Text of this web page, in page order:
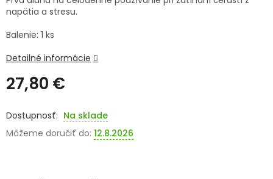
SENIORI
Prihlásenie
27,80 €
cena:
Na sklade
Môžeme doručiť do: 12.8.2026
napätia a stresu.
Balenie: 1 ks
Detailné informácie